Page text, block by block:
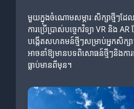
មួយក្នុងចំណោមសម្ភារៈសិក្សាថ្មីៗដែ
ការប្រើប្រាស់បច្ចេកវិទ្យា VR និង
បង្កើតសហគមន៍ថ្មីៗសម្រាប់អ្នកសិក្សា
អាចនាំឱ្យមានបទពិសោធន៍ថ្មីៗនិងកា
ធ្លាប់មានពីមុន។